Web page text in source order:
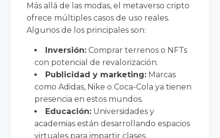
Más allá de las modas, el metaverso cripto
ofrece múltiples casos de uso reales.
Algunos de los principales son:
Inversión: Comprar terrenos o NFTs
con potencial de revalorización.
Publicidad y marketing: Marcas
como Adidas, Nike o Coca-Cola ya tienen
presencia en estos mundos.
Educación: Universidades y
academias están desarrollando espacios
virtuales para impartir clases.